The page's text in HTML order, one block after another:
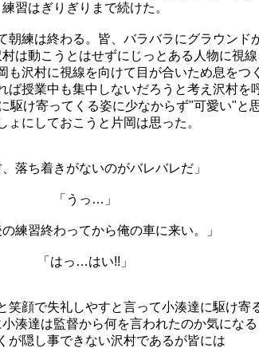
練習はぎりぎりまで続けた。
朝練は終わる。皆、バラバラにグラウンド
は動こうとはせずにじっとある人物に視線
も沢村に視線を向けて目が合いため息をつ
ば授業中も集中しないだろうと考え沢村を
駆け寄ってくる姿に少なからず"可愛い"と
ょにしておこうと片岡は思った。
、落ち着きがないのがバレバレだ」
「うっ…」
の練習終わってから俺の車に来い。」
「はっ…はい!!」
笑顔で失礼しやすと言って小湊達に駆け寄
湊達は監督から何を言われたのか気になる
が隠し事できない沢村であるが皆には